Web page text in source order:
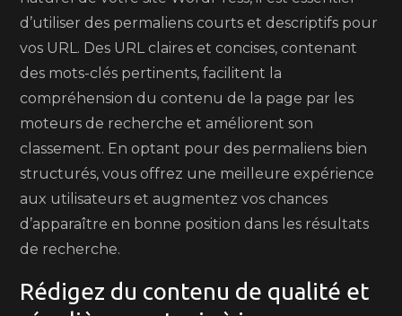
d’utiliser des permaliens courts et descriptifs pour
vos URL. Des URL claires et concises, contenant
des mots-clés pertinents, facilitent la
compréhension du contenu de la page par les
moteurs de recherche et améliorent son
classement. En optant pour des permaliens bien
structurés, vous offrez une meilleure expérience
aux utilisateurs et augmentez vos chances
d’apparaître en bonne position dans les résultats
de recherche.
Rédigez du contenu de qualité et